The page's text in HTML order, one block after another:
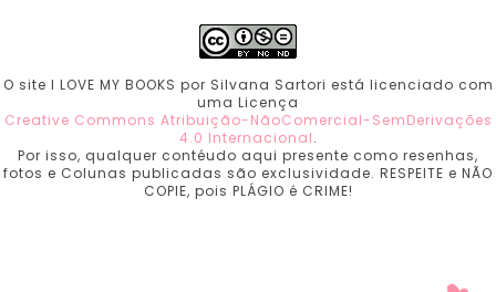
O site I LOVE MY BOOKS por Silvana Sartori está licenciado com
uma Licença
Creative Commons Atribuição-NãoComercial-SemDerivações
4.0 Internacional.
Por isso, qualquer contéudo aqui presente como resenhas,
fotos e Colunas publicadas são exclusividade. RESPEITE e NÃO
COPIE, pois PLÁGIO é CRIME!